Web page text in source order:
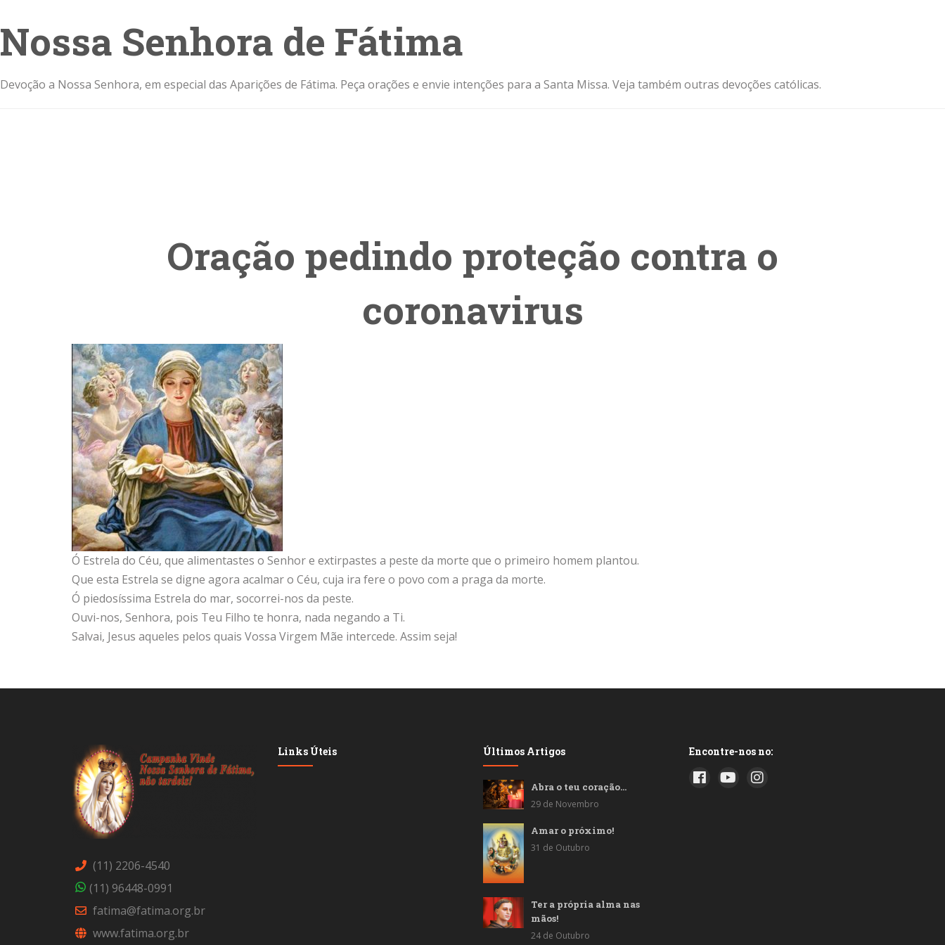
Nossa Senhora de Fátima
Devoção a Nossa Senhora, em especial das Aparições de Fátima. Peça orações e envie intenções para a Santa Missa. Veja também outras devoções católicas.
Oração pedindo proteção contra o
coronavirus
Ó Estrela do Céu, que alimentastes o Senhor e extirpastes a peste da morte que o primeiro homem plantou.
Que esta Estrela se digne agora acalmar o Céu, cuja ira fere o povo com a praga da morte.
Ó piedosíssima Estrela do mar, socorrei-nos da peste.
Ouvi-nos, Senhora, pois Teu Filho te honra, nada negando a Ti.
Salvai, Jesus aqueles pelos quais Vossa Virgem Mãe intercede. Assim seja!
(11) 2206-4540
(11) 96448-0991
fatima@fatima.org.br
www.fatima.org.br
Links Úteis Últimos Artigos
Abra o teu coração…
29 de Novembro
Amar o próximo!
31 de Outubro
Ter a própria alma nas
mãos!
24 de Outubro
Encontre-nos no: